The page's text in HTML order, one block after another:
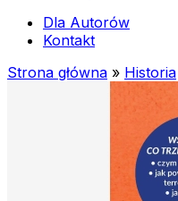
Dla Autorów
Kontakt
Strona główna » Historia